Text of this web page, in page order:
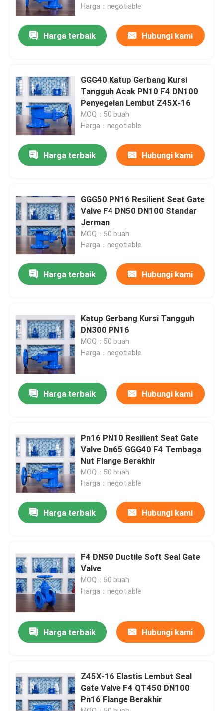
Produk
Tentang kami
Tur Pabrik
Hubungi kami
kasus
Katup Gerbang Segel Lembut
Katup gerbang kursi yang tangguh
Katup Gerbang Kursi Elastis
Harga：negotiable
Harga terbaik Hubungi kami
GGG40 Katup Gerbang Kursi
Tangguh Acak PN10 F4 DN100
Penyegelan Lembut Z45X-16
MOQ：50 buah
Harga：negotiable
Harga terbaik Hubungi kami
GGG50 PN16 Resilient Seat Gate
Valve F4 DN50 DN100 Standar
Jerman
MOQ：50 buah
Harga：negotiable
Harga terbaik Hubungi kami
Katup Gerbang Kursi Tangguh
DN300 PN16
MOQ：50 buah
Harga：negotiable
Harga terbaik Hubungi kami
Pn16 PN10 Resilient Seat Gate
Valve Dn65 GGG40 F4 Tembaga
Nut Flange Berakhir
MOQ：50 buah
Harga：negotiable
Harga terbaik Hubungi kami
F4 DN50 Ductile Soft Seal Gate
Valve
MOQ：50 buah
Harga：negotiable
Harga terbaik Hubungi kami
Z45X-16 Elastis Lembut Seal
Gate Valve F4 QT450 DN100
Pn16 Flange Berakhir